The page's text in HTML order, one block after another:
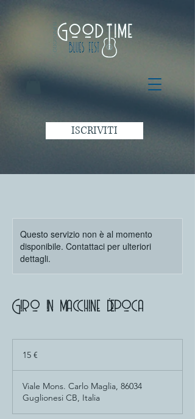
ISCRIVITI
Questo servizio non è al momento
disponibile. Contattaci per ulteriori
dettagli.
Giro in macchine d'epoca
15 €
Viale Mons. Carlo Maglia, 86034
Guglionesi CB, Italia